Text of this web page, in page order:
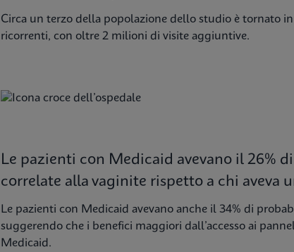
Circa un terzo della popolazione dello studio è tornato
ricorrenti, con oltre 2 milioni di visite aggiuntive.
Le pazienti con Medicaid avevano il 26%
correlate alla vaginite rispetto a chi aveva
Le pazienti con Medicaid avevano anche il 34% di
suggerendo che i benefici maggiori dall’accesso ai
Medicaid.